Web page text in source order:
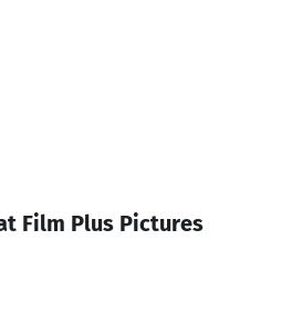
Film Plus Pictures